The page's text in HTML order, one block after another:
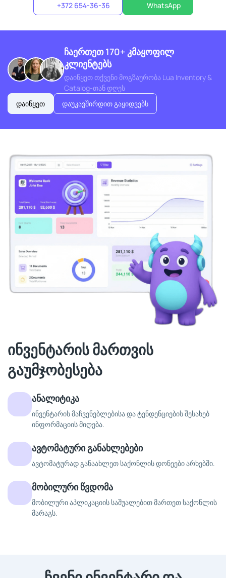
+372 654-36-36 WhatsApp
ჩაერთეთ 170+ კმაყოფილ
კლიენტებს
დაიწყეთ თქვენი მოგზაურობა Lua Inventory &
Catalog-თან დღეს
დაიწყეთ
დაუკავშირდით გაყიდვებს
ინვენტარის მართვის
გაუმჯობესება
ანალიტიკა
ინვენტარის მაჩვენებლებისა და ტენდენციების შესახებ
ინფორმაციის მიღება.
ავტომატური განახლებები
ავტომატურად განაახლეთ საქონლის დონეები არხებში.
მობილური წვდომა
მობილური აპლიკაციის საშუალებით მართეთ საქონლის
მარაგს.